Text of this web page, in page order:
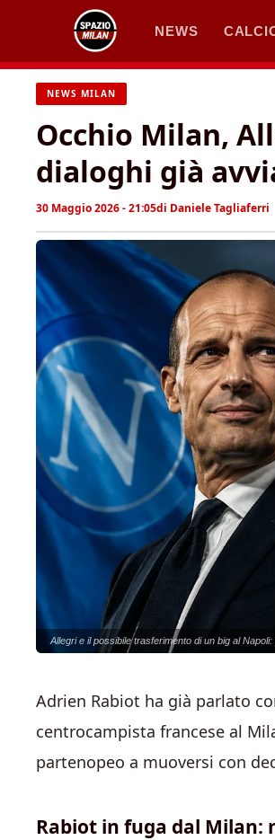
contenuto
NEWS
NEWS MILAN
Occhio Milan,
dialoghi già
30 Maggio 2026 - 21:05di Daniele Tagliaferri
Allegri e il possibile trasferimento di un big al
Adrien Rabiot ha già parlato
centrocampista francese al
partenopeo a muoversi con
Rabiot in fuga dal